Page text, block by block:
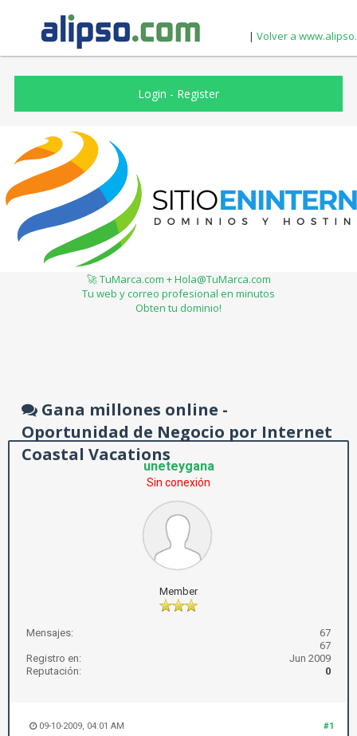
| Volver a
Login - Register
🚀 TuMarca.com + Hola@TuMarca.com
Tu web y correo profesional en minutos
Obten tu dominio!
Gana millones online -
Oportunidad de Negocio por Internet
Coastal Vacations
uneteygana
Sin conexión
Member
Mensajes:
67
67
Registro en:
Jun 2009
Reputación:
0
#1
09-10-2009, 04:01 AM